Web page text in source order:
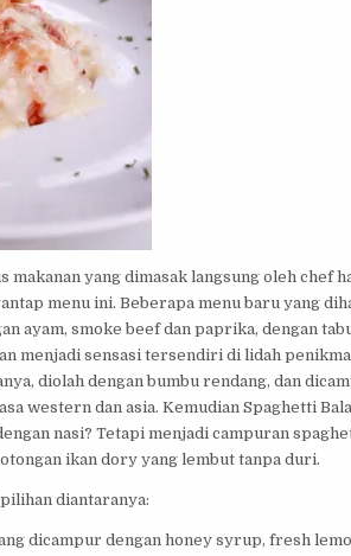
yang dimasak langsung oleh chef
menu ini. Beberapa menu baru yang
ayam, smoke beef dan paprika, dengan
menjadi sensasi tersendiri di lidah
diolah dengan bumbu rendang, dan
western dan asia. Kemudian Spaghetti
nasi? Tetapi menjadi campuran
ikan dory yang lembut tanpa duri.
diantaranya:
dicampur dengan honey syrup, fresh